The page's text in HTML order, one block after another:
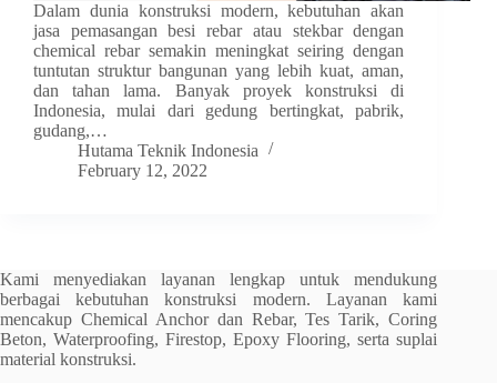
Dalam dunia konstruksi modern, kebutuhan akan
jasa pemasangan besi rebar atau stekbar dengan
chemical rebar semakin meningkat seiring dengan
tuntutan struktur bangunan yang lebih kuat, aman,
dan tahan lama. Banyak proyek konstruksi di
Indonesia, mulai dari gedung bertingkat, pabrik,
gudang,…
Hutama Teknik Indonesia
February 12, 2022
Kami menyediakan layanan lengkap untuk mendukung
berbagai kebutuhan konstruksi modern. Layanan kami
mencakup Chemical Anchor dan Rebar, Tes Tarik, Coring
Beton, Waterproofing, Firestop, Epoxy Flooring, serta suplai
material konstruksi.